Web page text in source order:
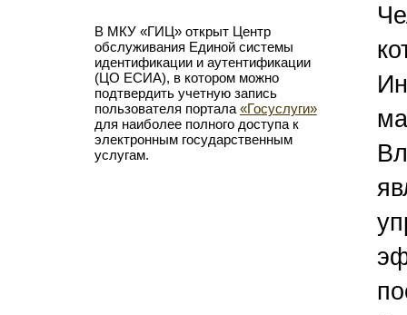
В МКУ «ГИЦ» открыт Центр
обслуживания Единой системы
идентификации и аутентификации
(ЦО ЕСИА), в котором можно
подтвердить учетную запись
пользователя портала «Госуслуги»
для наиболее полного доступа к
электронным государственным
услугам.